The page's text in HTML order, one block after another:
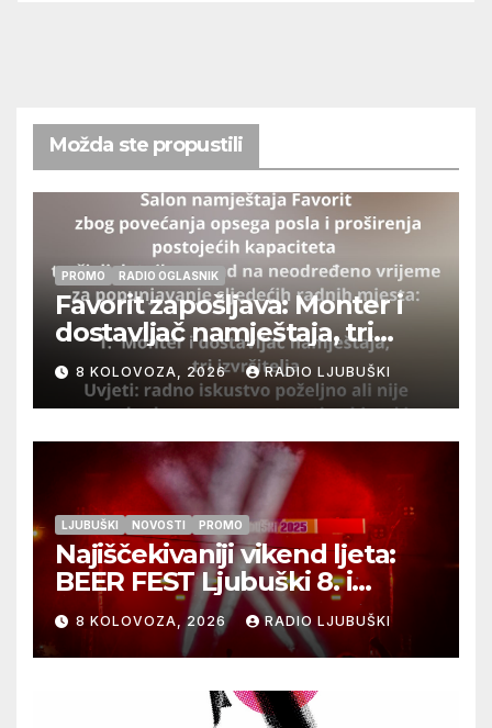
Možda ste propustili
PROMO RADIO OGLASNIK
Favorit zapošljava: Monter i
dostavljač namještaja, tri
izvršitelja
8 KOLOVOZA, 2026 RADIO LJUBUŠKI
LJUBUŠKI NOVOSTI PROMO
Najiščekivaniji vikend ljeta:
BEER FEST Ljubuški 8. i
9.kolovoza
8 KOLOVOZA, 2026 RADIO LJUBUŠKI